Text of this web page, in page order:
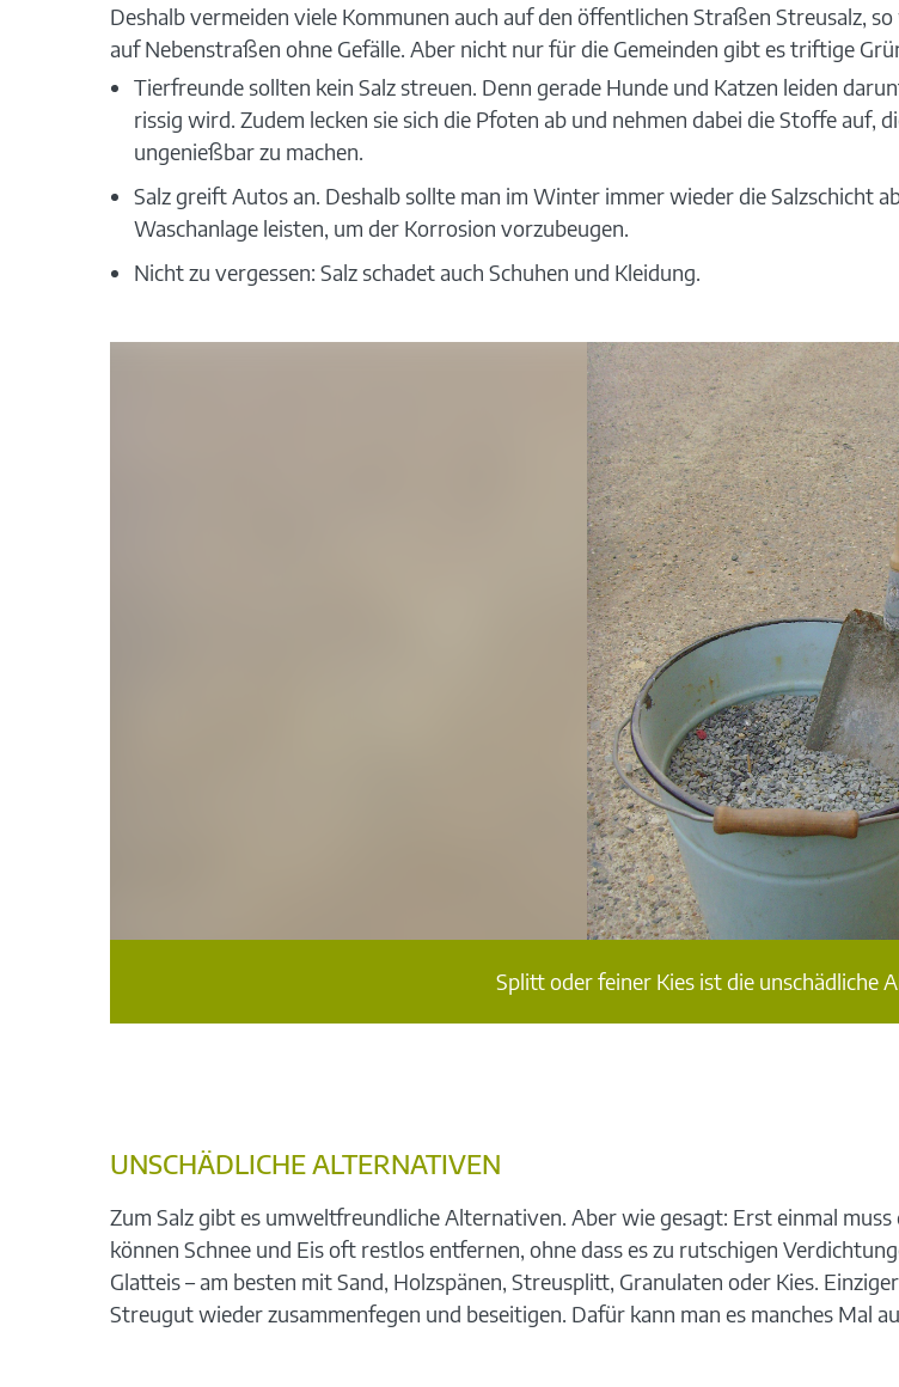
Deshalb vermeiden viele Kommunen auch auf den öffentlichen Straßen Streusalz,
auf Nebenstraßen ohne Gefälle. Aber nicht nur für die Gemeinden gibt es triftige
Tierfreunde sollten kein Salz streuen. Denn gerade Hunde und Katzen leiden
rissig wird. Zudem lecken sie sich die Pfoten ab und nehmen dabei die Stoffe auf,
ungenießbar zu machen.
Salz greift Autos an. Deshalb sollte man im Winter immer wieder die Salzschicht
Waschanlage leisten, um der Korrosion vorzubeugen.
Nicht zu vergessen: Salz schadet auch Schuhen und Kleidung.
Splitt oder feiner Kies ist die unschädliche
UNSCHÄDLICHE ALTERNATIVEN
Zum Salz gibt es umweltfreundliche Alternativen. Aber wie gesagt: Erst einmal
können Schnee und Eis oft restlos entfernen, ohne dass es zu rutschigen
Glatteis – am besten mit Sand, Holzspänen, Streusplitt, Granulaten oder Kies.
Streugut wieder zusammenfegen und beseitigen. Dafür kann man es manches Mal